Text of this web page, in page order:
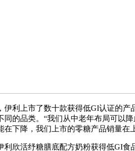
利上市了数十款获得低GI认证的产
同的品类。“我们从中老年布局可以
在下降，我们上市的零糖产品销量在
活纾糖膳底配方奶粉获得低GI食